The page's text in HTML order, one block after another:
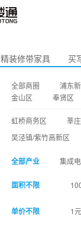
精装修带家具 买
全部商圈 浦东
金山区
奉贤区
虹桥商务区 莘
吴泾镇/紫竹高新区
全部产业 集成
面积不限
单价不限 1